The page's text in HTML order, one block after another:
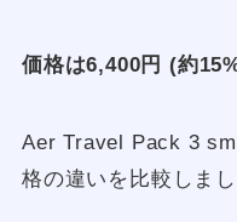
価格は6,400円 (約
Aer Travel Pack 3
格の違いを比較しまし